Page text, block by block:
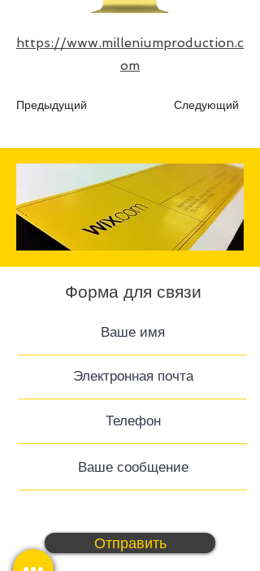
https://www.milleniumproduction.c
om
Предыдущий Следующий
Форма для связи
Отправить